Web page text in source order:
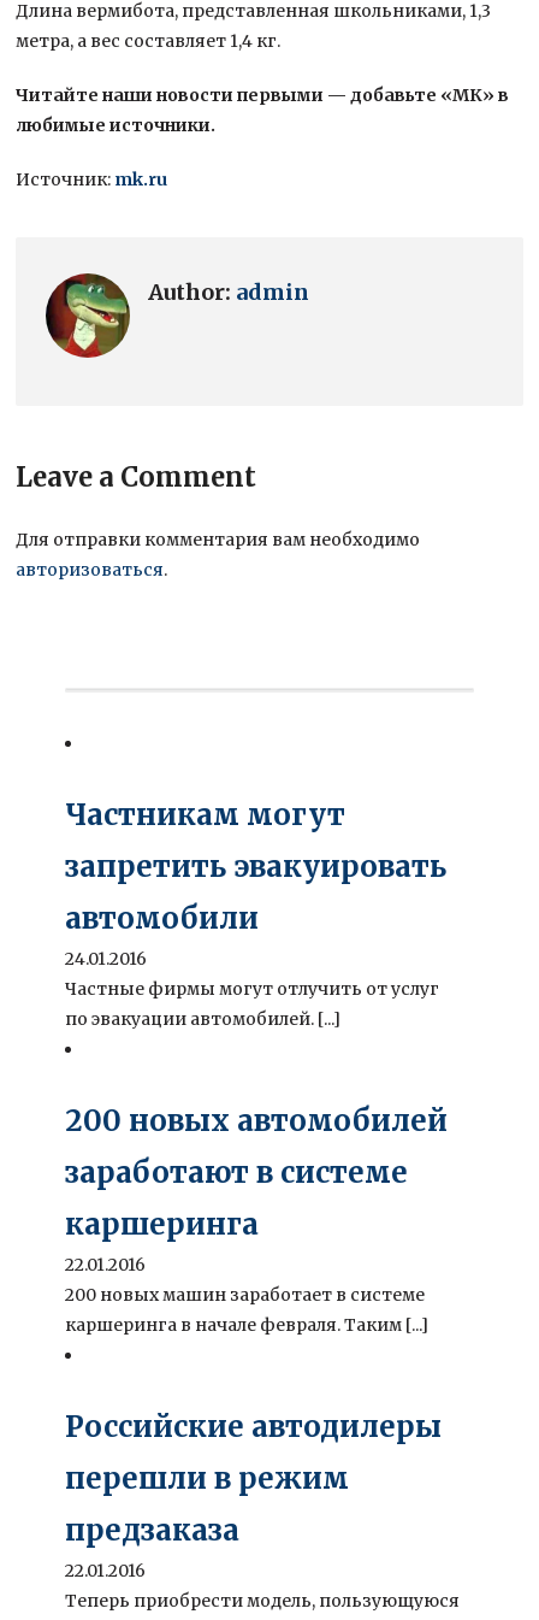
Длина вермибота, представленная школьниками, 1,3
метра, а вес составляет 1,4 кг.
Читайте наши новости первыми — добавьте «МК» в
любимые источники.
Источник: mk.ru
Author: admin
Leave a Comment
Для отправки комментария вам необходимо
авторизоваться.
Частникам могут
запретить эвакуировать
автомобили
24.01.2016
Частные фирмы могут отлучить от услуг
по эвакуации автомобилей. [...]
200 новых автомобилей
заработают в системе
каршеринга
22.01.2016
200 новых машин заработает в системе
каршеринга в начале февраля. Таким [...]
Российские автодилеры
перешли в режим
предзаказа
22.01.2016
Теперь приобрести модель, пользующуюся